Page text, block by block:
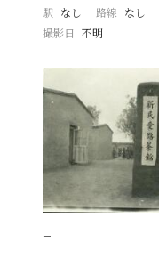
駅 なし 路線 なし
撮影日
不明
−